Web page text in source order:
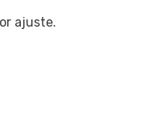
ajuste.